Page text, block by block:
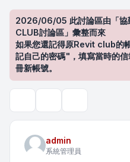
2026/06/05 此討論區由「協
CLUB討論區」彙整而來
如果您還記得原Revit club的
記自己的密碼"，填寫當時的
冊新帳號。
admin
系統管理員